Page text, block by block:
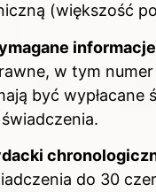
(większość
w tym
być
do 30